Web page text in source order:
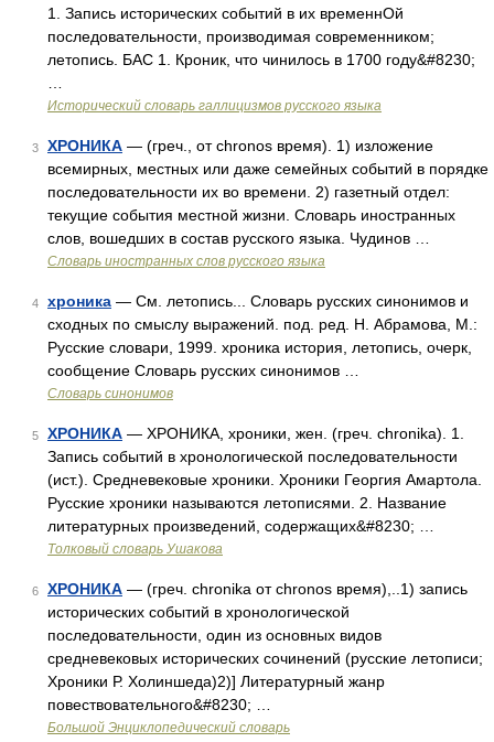
1. Запись исторических событий в их временнОй
последовательности, производимая современником;
летопись. БАС 1. Кроник, что чинилось в 1700 году&#8230;
Исторический словарь галлицизмов русского языка
3 ХРОНИКА — (греч., от chronos время). 1) изложение
всемирных, местных или даже семейных событий в порядке
последовательности их во времени. 2) газетный отдел:
текущие события местной жизни. Словарь иностранных
слов, вошедших в состав русского языка. Чудинов …
Словарь иностранных слов русского языка
4 хроника — См. летопись... Словарь русских синонимов и
сходных по смыслу выражений. под. ред. Н. Абрамова, М.:
Русские словари, 1999. хроника история, летопись, очерк,
сообщение Словарь русских синонимов …
Словарь синонимов
5 ХРОНИКА — ХРОНИКА, хроники, жен. (греч. chronika). 1.
Запись событий в хронологической последовательности
(ист.). Средневековые хроники. Хроники Георгия Амартола.
Русские хроники называются летописями. 2. Название
литературных произведений, содержащих&#8230; …
Толковый словарь Ушакова
6 ХРОНИКА — (греч. chronika от chronos время),..1) запись
исторических событий в хронологической
последовательности, один из основных видов
средневековых исторических сочинений (русские летописи;
Хроники Р. Холиншеда)2)] Литературный жанр
повествовательного&#8230; …
Большой Энциклопедический словарь